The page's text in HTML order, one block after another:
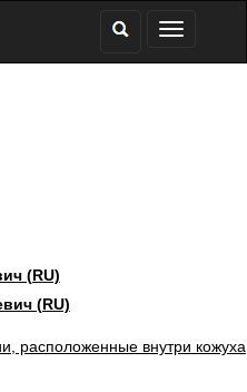
(RU)
(RU)
расположенные внутри кожуха